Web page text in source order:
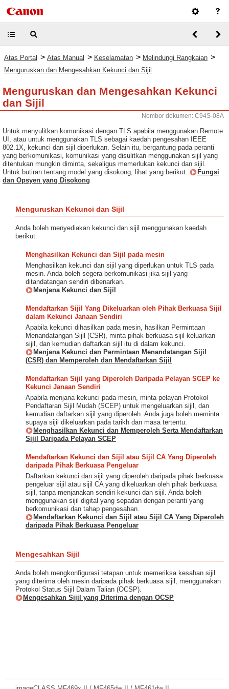
Atas Portal > Atas Manual > Keselamatan > Melindungi Rangkaian >
Menguruskan dan Mengesahkan Kekunci dan Sijil
Menguruskan dan Mengesahkan Kekunci
dan Sijil
Nombor dokumen: C94S-08A
Untuk menyulitkan komunikasi dengan TLS apabila menggunakan Remote
UI, atau untuk menggunakan TLS sebagai kaedah pengesahan IEEE
802.1X, kekunci dan sijil diperlukan. Selain itu, bergantung pada peranti
yang berkomunikasi, komunikasi yang disulitkan menggunakan sijil yang
ditentukan mungkin diminta, sekaligus memerlukan kekunci dan sijil.
Untuk butiran tentang model yang disokong, lihat yang berikut:
Fungsi
dan Opsyen yang Disokong
Menguruskan Kekunci dan Sijil
Anda boleh menyediakan kekunci dan sijil menggunakan kaedah
berikut:
Menghasilkan Kekunci dan Sijil pada mesin
Menghasilkan kekunci dan sijil yang diperlukan untuk TLS pada
mesin. Anda boleh segera berkomunikasi jika sijil yang
ditandatangan sendiri dibenarkan.
Menjana Kekunci dan Sijil
Mendaftarkan Sijil Yang Dikeluarkan oleh Pihak Berkuasa Sijil
dalam Kekunci Janaan Sendiri
Apabila kekunci dihasilkan pada mesin, hasilkan Permintaan
Menandatangan Sijil (CSR), minta pihak berkuasa sijil keluarkan
sijil, dan kemudian daftarkan sijil itu di dalam kekunci.
Menjana Kekunci dan Permintaan Menandatangan Sijil
(CSR) dan Memperoleh dan Mendaftarkan Sijil
Mendaftarkan Sijil yang Diperoleh Daripada Pelayan SCEP ke
Kekunci Janaan Sendiri
Apabila menjana kekunci pada mesin, minta pelayan Protokol
Pendaftaran Sijil Mudah (SCEP) untuk mengeluarkan sijil, dan
kemudian daftarkan sijil yang diperoleh. Anda juga boleh meminta
supaya sijil dikeluarkan pada tarikh dan masa tertentu.
Menghasilkan Kekunci dan Memperoleh Serta Mendaftarkan
Sijil Daripada Pelayan SCEP
Mendaftarkan Kekunci dan Sijil atau Sijil CA Yang Diperoleh
daripada Pihak Berkuasa Pengeluar
Daftarkan kekunci dan sijil yang diperoleh daripada pihak berkuasa
pengeluar sijil atau sijil CA yang dikeluarkan oleh pihak berkuasa
sijil, tanpa menjanakan sendiri kekunci dan sijil. Anda boleh
menggunakan sijil digital yang sepadan dengan peranti yang
berkomunikasi dan tahap pengesahan.
Mendaftarkan Kekunci dan Sijil atau Sijil CA Yang Diperoleh
daripada Pihak Berkuasa Pengeluar
Mengesahkan Sijil
Anda boleh mengkonfigurasi tetapan untuk memeriksa kesahan sijil
yang diterima oleh mesin daripada pihak berkuasa sijil, menggunakan
Protokol Status Sijil Dalam Talian (OCSP).
Mengesahkan Sijil yang Diterima dengan OCSP